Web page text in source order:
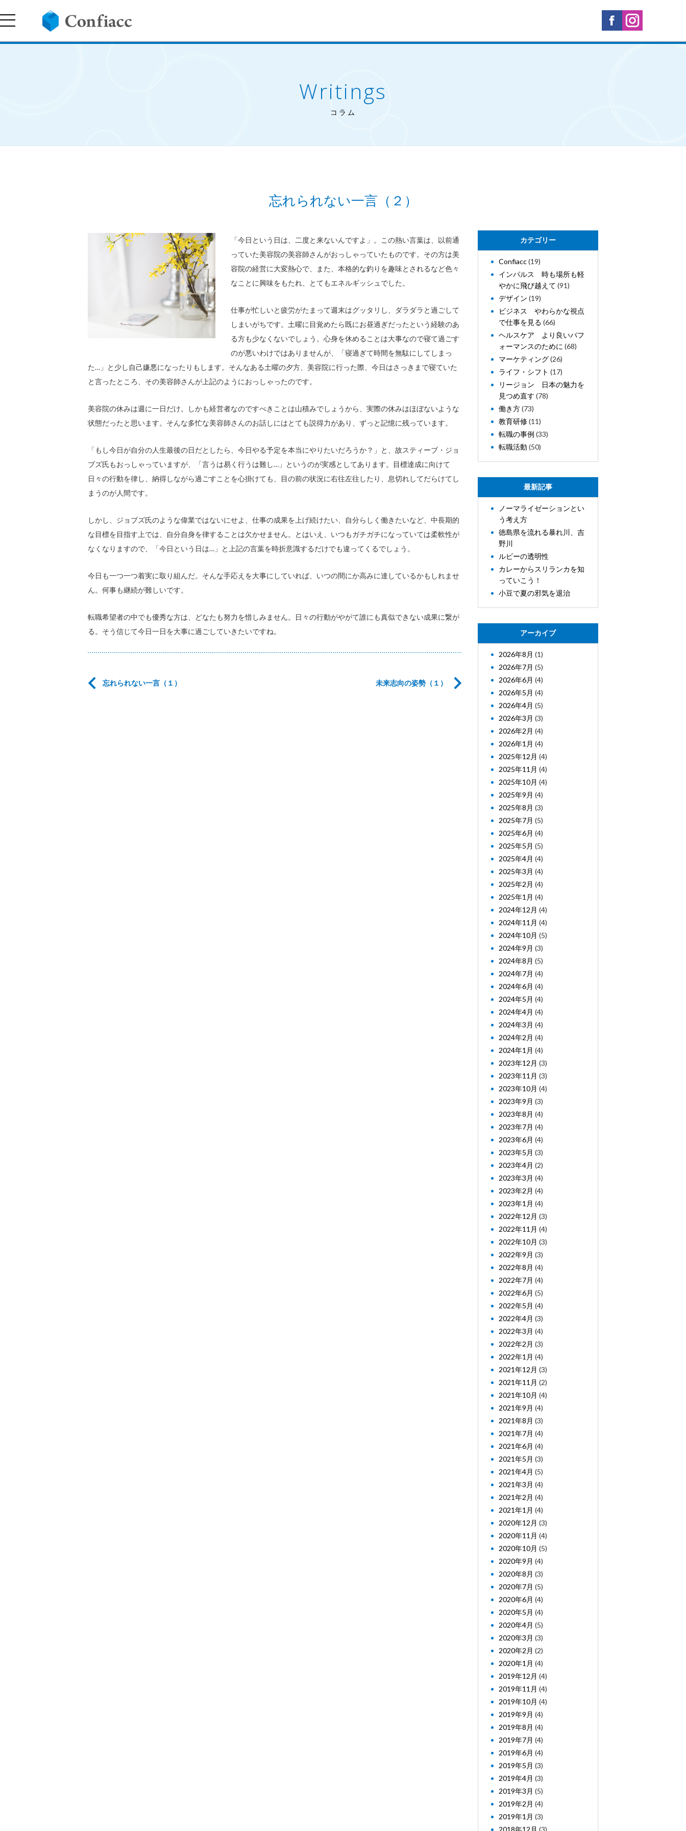
Writings
コラム
忘れられない一言（２）
「今日という日は、二度と来ないんですよ」。この熱い言葉は、以前通
っていた美容院の美容師さんがおっしゃっていたものです。その方は美
容院の経営に大変熱心で、また、本格的な釣りを趣味とされるなど色々
なことに興味をもたれ、とてもエネルギッシュでした。
仕事が忙しいと疲労がたまって週末はグッタリし、ダラダラと過ごして
しまいがちです。土曜に目覚めたら既にお昼過ぎだったという経験のあ
る方も少なくないでしょう。心身を休めることは大事なので寝て過ごす
のが悪いわけではありませんが、「寝過ぎて時間を無駄にしてしまっ
た…」と少し自己嫌悪になったりもします。そんなある土曜の夕方、美容院に行った際、今日はさっきまで寝ていた
と言ったところ、その美容師さんが上記のようにおっしゃったのです。
美容院の休みは週に一日だけ。しかも経営者なのですべきことは山積みでしょうから、実際の休みはほぼないような
状態だったと思います。そんな多忙な美容師さんのお話しにはとても説得力があり、ずっと記憶に残っています。
「もし今日が自分の人生最後の日だとしたら、今日やる予定を本当にやりたいだろうか？」と、故スティーブ・ジョ
ブズ氏もおっしゃっていますが、「言うは易く行うは難し…」というのが実感としてあります。目標達成に向けて
日々の行動を律し、納得しながら過ごすことを心掛けても、目の前の状況に右往左往したり、息切れしてだらけてし
まうのが人間です。
しかし、ジョブズ氏のような偉業ではないにせよ、仕事の成果を上げ続けたい、自分らしく働きたいなど、中長期的
な目標を目指す上では、自分自身を律することは欠かせません。とはいえ、いつもガチガチになっていては柔軟性が
なくなりますので、「今日という日は…」と上記の言葉を時折意識するだけでも違ってくるでしょう。
今日も一つ一つ着実に取り組んだ。そんな手応えを大事にしていれば、いつの間にか高みに達しているかもしれませ
ん。何事も継続が難しいです。
転職希望者の中でも優秀な方は、どなたも努力を惜しみません。日々の行動がやがて誰にも真似できない成果に繋が
る。そう信じて今日一日を大事に過ごしていきたいですね。
未来志向の姿勢（１）
忘れられない一言（１）
カテゴリー
Confiacc(19)
インパルス 時も場所も軽
やかに飛び越えて (91)
デザイン (19)
ビジネス やわらかな視点
で仕事を見る (66)
ヘルスケア より良いパフ
ォーマンスのために (68)
マーケティング(26)
ライフ・シフト (17)
リージョン 日本の魅力を
見つめ直す (78)
働き方(73)
教育研修(11)
転職の事例 (33)
転職活動 (50)
最新記事
ノーマライゼーションとい
う考え方
徳島県を流れる暴れ川、吉
野川
ルビーの透明性
カレーからスリランカを知
っていこう！
小豆で夏の邪気を退治
アーカイブ
2026年8月 (1)
2026年7月 (5)
2026年6月 (4)
2026年5月 (4)
2026年4月 (5)
2026年3月 (3)
2026年2月 (4)
2026年1月 (4)
2025年12月 (4)
2025年11月 (4)
2025年10月 (4)
2025年9月 (4)
2025年8月 (3)
2025年7月 (5)
2025年6月 (4)
2025年5月 (5)
2025年4月 (4)
2025年3月 (4)
2025年2月 (4)
2025年1月 (4)
2024年12月 (4)
2024年11月 (4)
2024年10月 (5)
2024年9月 (3)
2024年8月 (5)
2024年7月 (4)
2024年6月 (4)
2024年5月 (4)
2024年4月 (4)
2024年3月 (4)
2024年2月 (4)
2024年1月 (4)
2023年12月 (3)
2023年11月 (3)
2023年10月 (4)
2023年9月 (3)
2023年8月 (4)
2023年7月 (4)
2023年6月 (4)
2023年5月 (3)
2023年4月 (2)
2023年3月 (4)
2023年2月 (4)
2023年1月 (4)
2022年12月 (3)
2022年11月 (4)
2022年10月 (3)
2022年9月 (3)
2022年8月 (4)
2022年7月 (4)
2022年6月 (5)
2022年5月 (4)
2022年4月 (3)
2022年3月 (4)
2022年2月 (3)
2022年1月 (4)
2021年12月 (3)
2021年11月 (2)
2021年10月 (4)
2021年9月 (4)
2021年8月 (3)
2021年7月 (4)
2021年6月 (4)
2021年5月 (3)
2021年4月 (5)
2021年3月 (4)
2021年2月 (4)
2021年1月 (4)
2020年12月 (3)
2020年11月 (4)
2020年10月 (5)
2020年9月 (4)
2020年8月 (3)
2020年7月 (5)
2020年6月 (4)
2020年5月 (4)
2020年4月 (5)
2020年3月 (3)
2020年2月 (2)
2020年1月 (4)
2019年12月 (4)
2019年11月 (4)
2019年10月 (4)
2019年9月 (4)
2019年8月 (4)
2019年7月 (4)
2019年6月 (4)
2019年5月 (3)
2019年4月 (3)
2019年3月 (5)
2019年2月 (4)
2019年1月 (3)
2018年12月 (3)